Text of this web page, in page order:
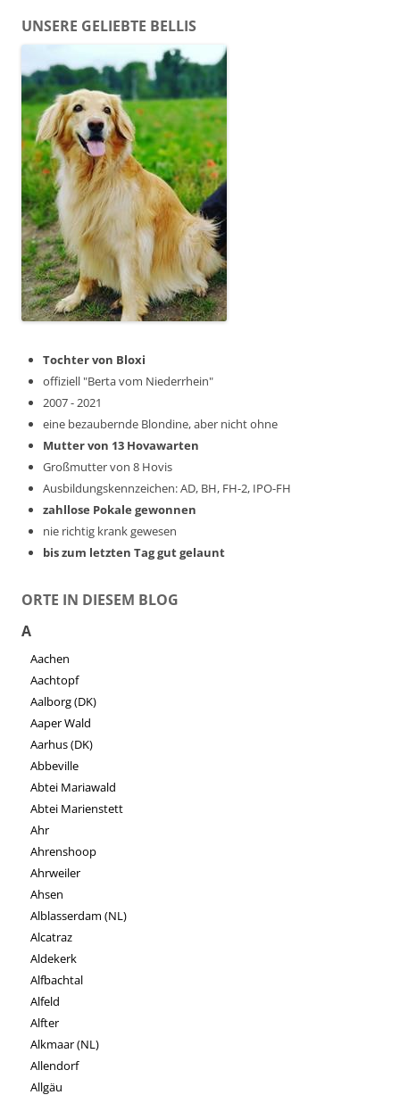
UNSERE GELIEBTE BELLIS
Tochter von Bloxi
offiziell "Berta vom Niederrhein"
2007 - 2021
eine bezaubernde Blondine, aber nicht ohne
Mutter von 13 Hovawarten
Großmutter von 8 Hovis
Ausbildungskennzeichen: AD, BH, FH-2, IPO-FH
zahllose Pokale gewonnen
nie richtig krank gewesen
bis zum letzten Tag gut gelaunt
ORTE IN DIESEM BLOG
A
Aachen
Aachtopf
Aalborg (DK)
Aaper Wald
Aarhus (DK)
Abbeville
Abtei Mariawald
Abtei Marienstett
Ahr
Ahrenshoop
Ahrweiler
Ahsen
Alblasserdam (NL)
Alcatraz
Aldekerk
Alfbachtal
Alfeld
Alfter
Alkmaar (NL)
Allendorf
Allgäu